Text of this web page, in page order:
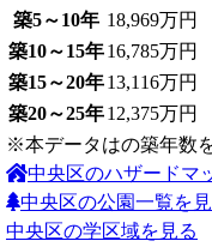
築5～10年 18,969万円
築10～15年16,785万円
築15～20年13,116万円
築20～25年12,375万円
※本データはの築年数
中央区のハザードマ
中央区の公園一覧を
中央区の学区域を見る